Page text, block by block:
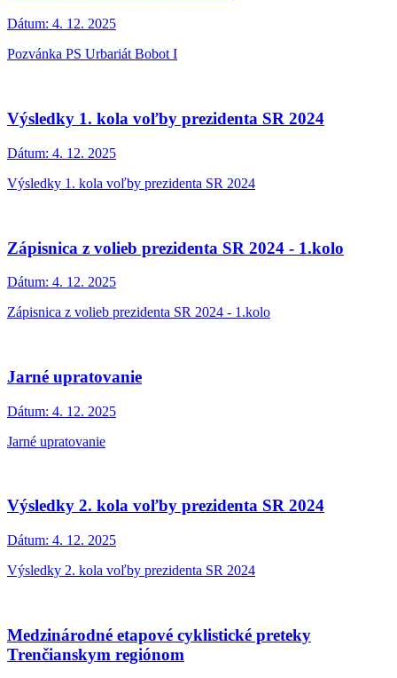
Dátum: 4. 12. 2025
Pozvánka PS Urbariát Bobot I
Výsledky 1. kola voľby prezidenta SR 2024
Dátum: 4. 12. 2025
Výsledky 1. kola voľby prezidenta SR 2024
Zápisnica z volieb prezidenta SR 2024 - 1.kolo
Dátum: 4. 12. 2025
Zápisnica z volieb prezidenta SR 2024 - 1.kolo
Jarné upratovanie
Dátum: 4. 12. 2025
Jarné upratovanie
Výsledky 2. kola voľby prezidenta SR 2024
Dátum: 4. 12. 2025
Výsledky 2. kola voľby prezidenta SR 2024
Medzinárodné etapové cyklistické preteky
Trenčianskym regiónom